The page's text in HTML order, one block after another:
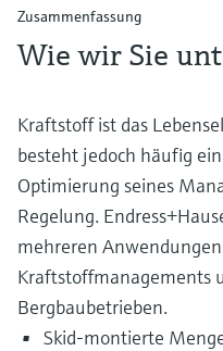
Zusammenfassung
Wie wir Sie
Kraftstoff ist das
besteht jedoch häufig
Optimierung seines
Regelung.
mehreren
Kraftstoffmanagements
Bergbaubetrieben.
Skid-montierte